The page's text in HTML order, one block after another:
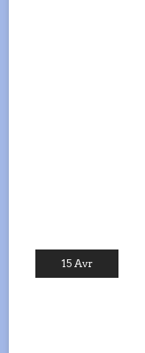
15 Avr